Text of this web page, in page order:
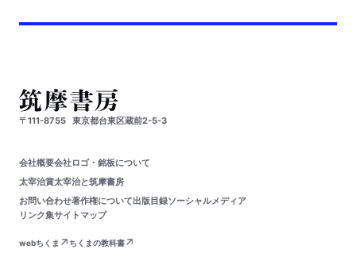
〒111-8755 東京都台東区蔵前2-5-3
会社概要会社ロゴ・銘板について
太宰治賞太宰治と筑摩書房
お問い合わせ著作権について出版目録ソーシャルメディア
リンク集サイトマップ
webちくま
ちくまの教科書